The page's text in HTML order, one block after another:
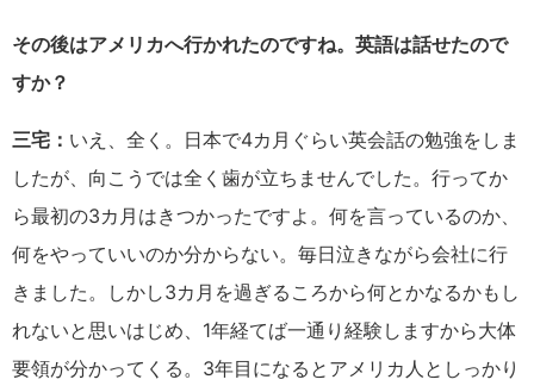
その後はアメリカへ行かれたのですね。英語は話せたので
すか？
三宅： いえ、全く。日本で4カ月ぐらい英会話の勉強をしま
したが、向こうでは全く歯が立ちませんでした。行ってか
ら最初の3カ月はきつかったですよ。何を言っているのか、
何をやっていいのか分からない。毎日泣きながら会社に行
きました。しかし3カ月を過ぎるころから何とかなるかもし
れないと思いはじめ、1年経てば一通り経験しますから大体
要領が分かってくる。3年目になるとアメリカ人としっかり